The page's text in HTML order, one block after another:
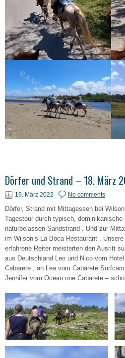
Dörfer und Strand – 18. März
19. März 2022 No comments
Dörfer, Strand mit Mittagessen bei
Tagestour durch typisch, dominikanische
naturbelassen Sandstrand . Und zur
im Wilson’s La Boca Restaurant .
erfahrene Reiter meisterten den Ausritt
aus Deutschland Leo und Nico vom
Cabarete , an Lea vom Cabarete
Jennifer vom Ocean one Cabarete –